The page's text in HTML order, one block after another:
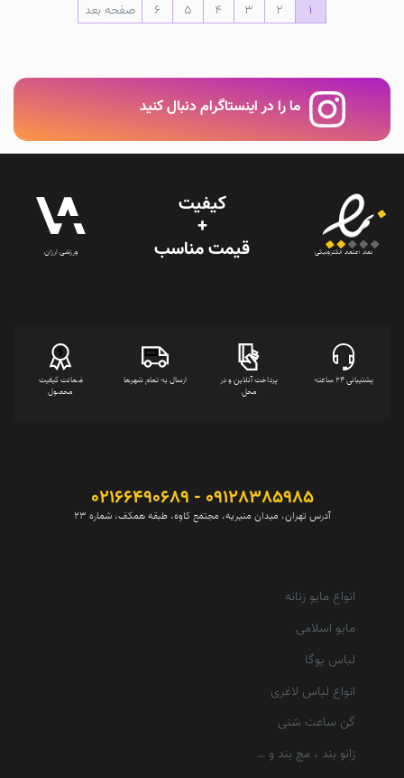
1
2
3
4
5
6 صفحه بعد
ما را در اینستاگرام دنبال کنید
نماد اعتماد الکترونیکی
کیفیت
+
قیمت‌ مناسب ورزشی ارزان
پشتیبانی 24 ساعته
پرداخت آنلاین و در
محل
ارسال به تمام شهرها
ضمانت کیفیت
محصول
09128385985 - 02166490689
آدرس تهران، میدان منیریه، مجتمع کاوه، طبقه همکف، شماره 23
انواع مایو زنانه
مایو اسلامی
لباس یوگا
انواع لباس لاغری
گن ساعت شنی
زانو بند ، مچ بند و …